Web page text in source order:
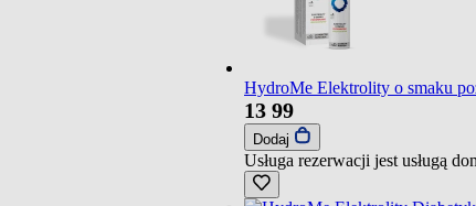
HydroMe Elektrolity o smaku
13 99
Dodaj
Usługa rezerwacji jest usługą